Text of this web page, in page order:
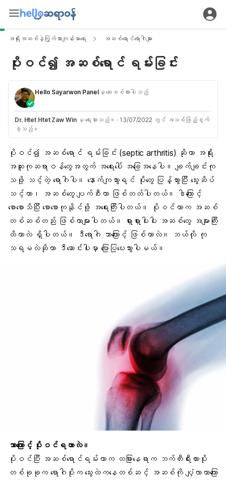
အရိုးအဆစ်နဲ့ကြွက်သားကျန်းမာရေး အဆစ်ရောင်ရောဂါများ
ပိုးဝင်၍ အဆစ်ရောင် ရမ်းခြင်း
Hello Sayarwon Panelမှ ဆေးစစ်ထားပါသည်
Dr. Htet Htet Zaw Winမှ ရေးသားသည်။ · 13/07/2022 တွင် အသစ်ဖြည့်စွက်
ခဲ့သည်။
ပိုးဝင်၍ အဆစ်ရောင် ရမ်းခြင်း (septic arthritis) ဆိုတာ အရိုး
အထူးကုဆရာဝန်တွေအတွက် အရေးပေါ် အခြေအနေပါ။ ချက်ချင်းကု
သဖို့ သင့်တဲ့ ရောဂါပါ။ နောက်ကျသွားရင် ပိုးတွေ ပြန့်သွားပြီး သွေးဆိပ်
သင့်တာ၊ အဆစ်တွေ ပျက်စီးတာ ဖြစ်တတ်ပါတယ်။ ဒါကြောင့်
စောစောသိပြီး စောစောကုနိုင်ဖို့ အရေးကြီးပါတယ်။ ပိုးဝင်တာက အဆစ်
တစ်ဆစ်တည်း ဖြစ်တာများပါတယ်။ ရှားရှားပါးပါး အဆစ်တွေ အများကြီး
ထိတာလဲ ရှိပါတယ်။ ဒီရောဂါ ဘာကြောင့် ဖြစ်တာလဲ။ ဘယ်လို ကု
သရမလဲဆိုတာ ဒီဆောင်းပါးမှာ ပြောပြပေးသွားပါမယ်။
ဘာကြောင့် ပိုးဝင်ရတာလဲ။
ပိုးဝင်ပြီး အဆစ်ရောင်ရမ်းတာက တခြားနေရာက ဘက်တီးရီးယားပိုး
တစ်ခုခုက ရောဂါပိုးက သွေးထဲကနေတစ်ဆင့် အဆစ်ကို ပျံ့လာတာကြော